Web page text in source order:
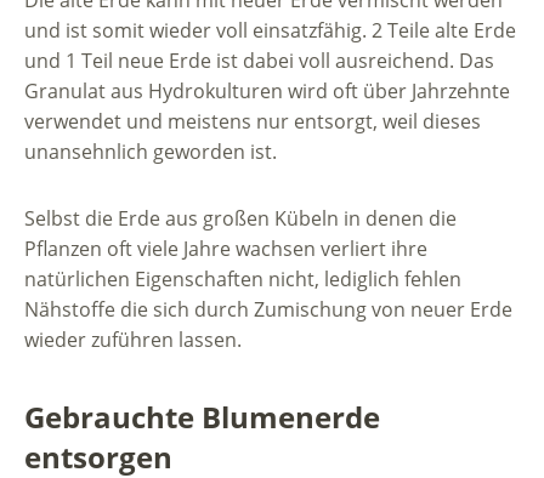
und ist somit wieder voll einsatzfähig. 2 Teile alte Erde
und 1 Teil neue Erde ist dabei voll ausreichend. Das
Granulat aus Hydrokulturen wird oft über Jahrzehnte
verwendet und meistens nur entsorgt, weil dieses
unansehnlich geworden ist.
Selbst die Erde aus großen Kübeln in denen die
Pflanzen oft viele Jahre wachsen verliert ihre
natürlichen Eigenschaften nicht, lediglich fehlen
Nähstoffe die sich durch Zumischung von neuer Erde
wieder zuführen lassen.
Gebrauchte Blumenerde
entsorgen